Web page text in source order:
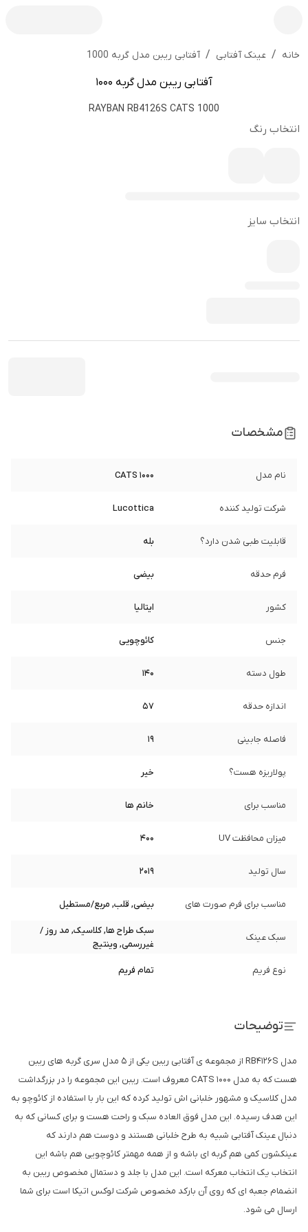
خانه / عینک آفتابی / آفتابی ریبن مدل گربه 1000
آفتابی ریبن مدل گربه 1000
RAYBAN RB4126S CATS 1000
انتخاب رنگ
انتخاب سایز
مشخصات
نام مدل CATS 1000
شرکت تولید کننده Lucottica
قابلیت طبی شدن دارد؟ بله
فرم حدقه بیضی
کشور ایتالیا
جنس کائوچویی
طول دسته 140
اندازه حدقه 57
فاصله جابینی 19
پولاریزه هست؟ خیر
مناسب برای خانم ها
میزان محافظت UV 400
سال تولید 2019
مناسب برای فرم صورت های بیضی, قلب, مربع/مستطیل
سبک عینک
سبک طراح ها, کلاسیک, مد روز /
غیررسمی, وینتیج
نوع فریم تمام فریم
توضیحات
مدل RB4126S از مجموعه ی آفتابی ریبن یکی از 5 مدل سری گربه های ریبن
هست که به مدل CATS 1000 معروف است. ریبن این مجموعه را در بزرگداشت
مدل کلاسیک و مشهور خلبانی اش تولید کرده که این بار با استفاده از کائوچو به
این هدف رسیده. این مدل فوق العاده سبک و راحت هست و برای کسانی که به
دنبال عینک آفتابی شبیه به طرح خلبانی هستند و دوست هم دارند که
عینکشون کمی هم گربه ای باشه و از همه مهمتر کائوچویی هم باشه این
انتخاب یک انتخاب معرکه است. این مدل با جلد و دستمال مخصوص ریبن به
انضمام جعبه ای که روی آن بارکد مخصوص شرکت لوکس اتیکا است برای شما
ارسال می شود.